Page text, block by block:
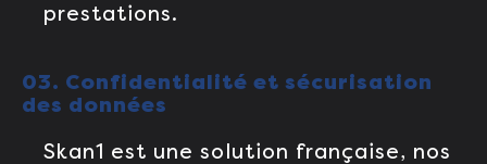
prestations.
03. Confidentialité et sécurisation
des données
Skan1 est une solution française, nos